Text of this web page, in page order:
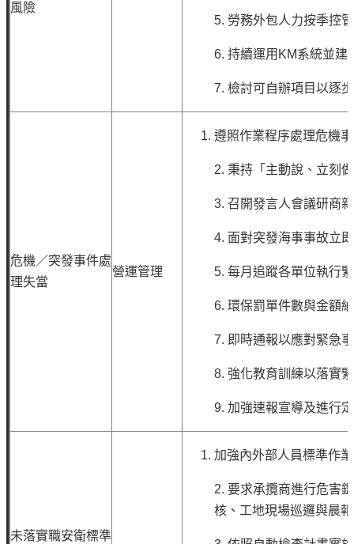
風險
5. 勞務外包人力按季控
6. 持續運用KM系統並建
7. 檢討可自辦項目以逐
危機／突發事件處
理失當
營運管理
遵照作業程序處理危機
2. 秉持「主動說、立刻
3. 召開發言人會議研商
4. 面對突發海事事故立
5. 每月追蹤各單位執行
6. 環保罰單件數與金額
7. 即時通報以應對緊急
8. 強化教育訓練以落實
9. 加強速報宣導及進行
未落實職安衛標準
加強內外部人員標準作
2. 要求承攬商進行危害
核、工地現場巡邏與晨